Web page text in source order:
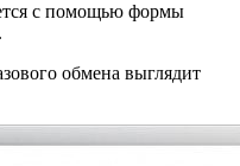
с помощью формы
обмена выглядит